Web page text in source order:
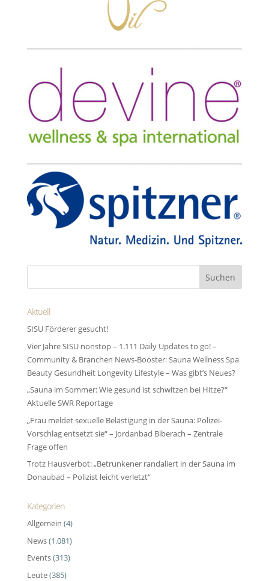
Aktuell
SISU Förderer gesucht!
Vier Jahre SISU nonstop – 1.111 Daily Updates to go! –
Community & Branchen News-Booster: Sauna Wellness Spa
Beauty Gesundheit Longevity Lifestyle – Was gibt’s Neues?
„Sauna im Sommer: Wie gesund ist schwitzen bei Hitze?“
Aktuelle SWR Reportage
„Frau meldet sexuelle Belästigung in der Sauna: Polizei-
Vorschlag entsetzt sie“ – Jordanbad Biberach – Zentrale
Frage offen
Trotz Hausverbot: „Betrunkener randaliert in der Sauna im
Donaubad – Polizist leicht verletzt“
Kategorien
Allgemein (4)
News(1.081)
Events(313)
Leute(385)